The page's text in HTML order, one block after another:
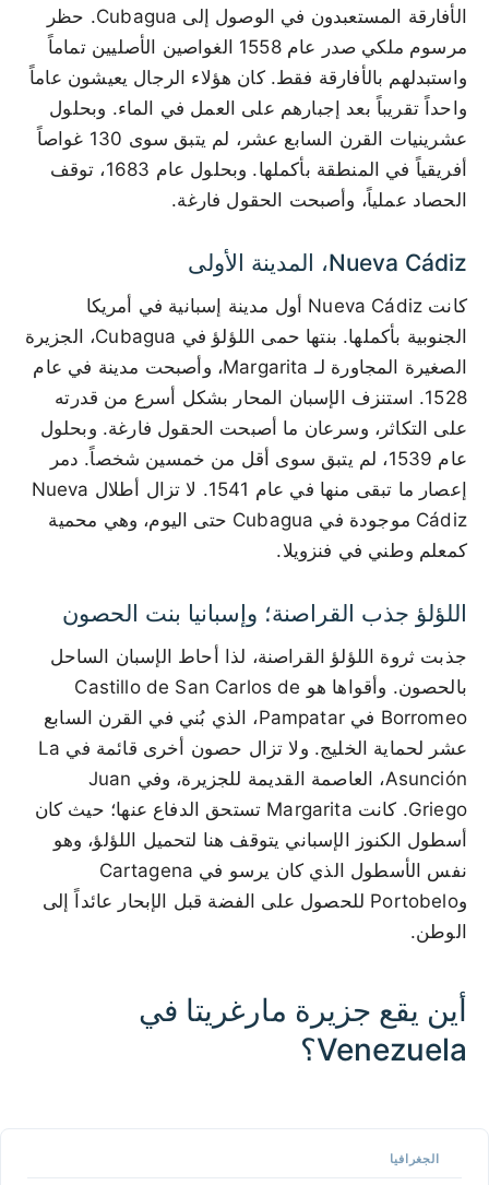
الأفارقة المستعبدون في الوصول إلى Cubagua. حظر
مرسوم ملكي صدر عام 1558 الغواصين الأصليين تماماً
واستبدلهم بالأفارقة فقط. كان هؤلاء الرجال يعيشون عاماً
واحداً تقريباً بعد إجبارهم على العمل في الماء. وبحلول
عشرينيات القرن السابع عشر، لم يتبق سوى 130 غواصاً
أفريقياً في المنطقة بأكملها. وبحلول عام 1683، توقف
الحصاد عملياً، وأصبحت الحقول فارغة.
Nueva Cádiz، المدينة الأولى
كانت Nueva Cádiz أول مدينة إسبانية في أمريكا
الجنوبية بأكملها. بنتها حمى اللؤلؤ في Cubagua، الجزيرة
الصغيرة المجاورة لـ Margarita، وأصبحت مدينة في عام
1528. استنزف الإسبان المحار بشكل أسرع من قدرته
على التكاثر، وسرعان ما أصبحت الحقول فارغة. وبحلول
عام 1539، لم يتبق سوى أقل من خمسين شخصاً. دمر
إعصار ما تبقى منها في عام 1541. لا تزال أطلال Nueva
Cádiz موجودة في Cubagua حتى اليوم، وهي محمية
كمعلم وطني في فنزويلا.
اللؤلؤ جذب القراصنة؛ وإسبانيا بنت الحصون
جذبت ثروة اللؤلؤ القراصنة، لذا أحاط الإسبان الساحل
بالحصون. وأقواها هو Castillo de San Carlos de
Borromeo في Pampatar، الذي بُني في القرن السابع
عشر لحماية الخليج. ولا تزال حصون أخرى قائمة في La
Asunción، العاصمة القديمة للجزيرة، وفي Juan
Griego. كانت Margarita تستحق الدفاع عنها؛ حيث كان
أسطول الكنوز الإسباني يتوقف هنا لتحميل اللؤلؤ، وهو
نفس الأسطول الذي كان يرسو في Cartagena
وPortobelo للحصول على الفضة قبل الإبحار عائداً إلى
الوطن.
أين يقع جزيرة مارغريتا في
Venezuela؟
الجغرافيا